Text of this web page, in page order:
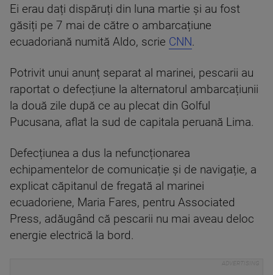
Ei erau dați dispăruți din luna martie și au fost
găsiți pe 7 mai de către o ambarcațiune
ecuadoriană numită Aldo, scrie CNN.
Potrivit unui anunț separat al marinei, pescarii au
raportat o defecțiune la alternatorul ambarcațiunii
la două zile după ce au plecat din Golful
Pucusana, aflat la sud de capitala peruană Lima.
Defecțiunea a dus la nefuncționarea
echipamentelor de comunicație și de navigație, a
explicat căpitanul de fregată al marinei
ecuadoriene, Maria Fares, pentru Associated
Press, adăugând că pescarii nu mai aveau deloc
energie electrică la bord.